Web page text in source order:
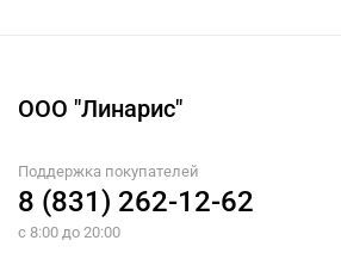
ООО "Линарис"
Поддержка покупателей
8 (831) 262-12-62
с 8:00 до 20:00